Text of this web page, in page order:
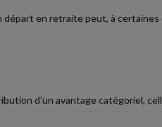
en retraite peut, à
d'un avantage catégoriel,